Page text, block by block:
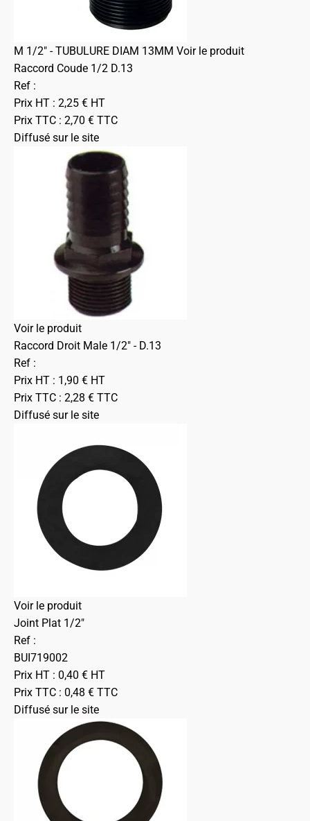
M 1/2" - TUBULURE DIAM 13MM Voir le produit
Raccord Coude 1/2 D.13
Ref :
Prix HT : 2,25 € HT
Prix TTC : 2,70 € TTC
Diffusé sur le site
Voir le produit
Raccord Droit Male 1/2" - D.13
Ref :
Prix HT : 1,90 € HT
Prix TTC : 2,28 € TTC
Diffusé sur le site
Voir le produit
Joint Plat 1/2"
Ref :
BUI719002
Prix HT : 0,40 € HT
Prix TTC : 0,48 € TTC
Diffusé sur le site